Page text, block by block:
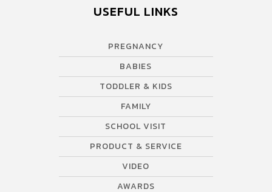
USEFUL LINKS
PREGNANCY
BABIES
TODDLER & KIDS
FAMILY
SCHOOL VISIT
PRODUCT & SERVICE
VIDEO
AWARDS